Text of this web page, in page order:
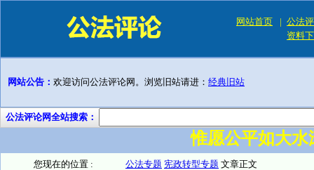
网站首页 | 公法
资料
网站公告： 欢迎访问公法评论网。浏览旧站请进： 经典旧站
公法评论网全站搜索：
惟愿公平如大
您现在的位置 : 公法专题 宪政转型专题 文章正文